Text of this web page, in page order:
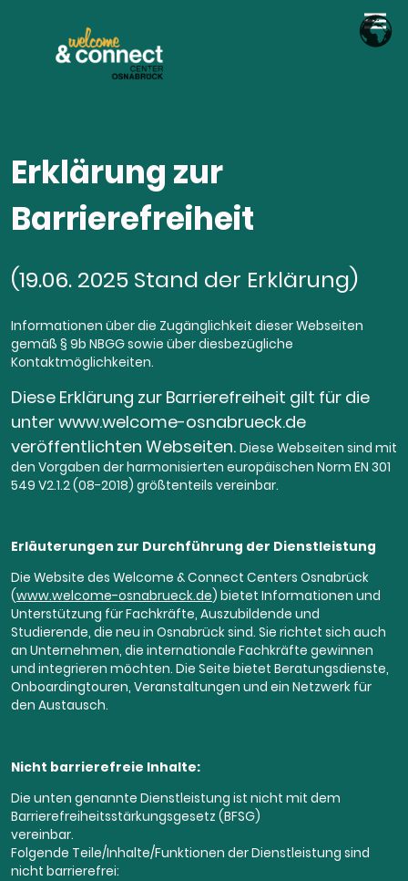
Erklärung zur
Barrierefreiheit
(19.06. 2025 Stand der Erklärung)
Informationen über die Zugänglichkeit dieser Webseiten
gemäß § 9b NBGG sowie über diesbezügliche
Kontaktmöglichkeiten.
Diese Erklärung zur Barrierefreiheit gilt für die
unter www.welcome-osnabrueck.de
veröffentlichten Webseiten. Diese Webseiten sind mit
den Vorgaben der harmonisierten europäischen Norm EN 301
549 V2.1.2 (08-2018) größtenteils vereinbar.
Erläuterungen zur Durchführung der Dienstleistung
Die Website des Welcome & Connect Centers Osnabrück
(www.welcome-osnabrueck.de) bietet Informationen und
Unterstützung für Fachkräfte, Auszubildende und
Studierende, die neu in Osnabrück sind. Sie richtet sich auch
an Unternehmen, die internationale Fachkräfte gewinnen
und integrieren möchten. Die Seite bietet Beratungsdienste,
Onboardingtouren, Veranstaltungen und ein Netzwerk für
den Austausch.
Nicht barrierefreie Inhalte:
Die unten genannte Dienstleistung ist nicht mit dem
Barrierefreiheitsstärkungsgesetz (BFSG)
vereinbar.
Folgende Teile/Inhalte/Funktionen der Dienstleistung sind
nicht barrierefrei: